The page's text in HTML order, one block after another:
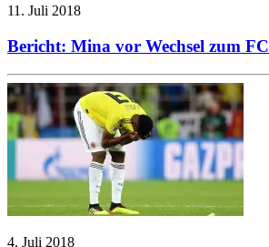
11. Juli 2018
Bericht: Mina vor Wechsel zum
4. Juli 2018